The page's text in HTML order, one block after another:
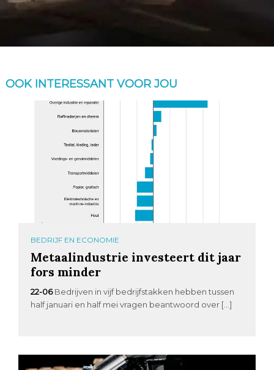
OOK INTERESSANT VOOR JOU
BEDRIJF EN ECONOMIE
Metaalindustrie investeert dit jaar
fors minder
22-06 Bedrijven in vijf bedrijfstakken hebben tussen
half januari en half mei vragen beantwoord over […]